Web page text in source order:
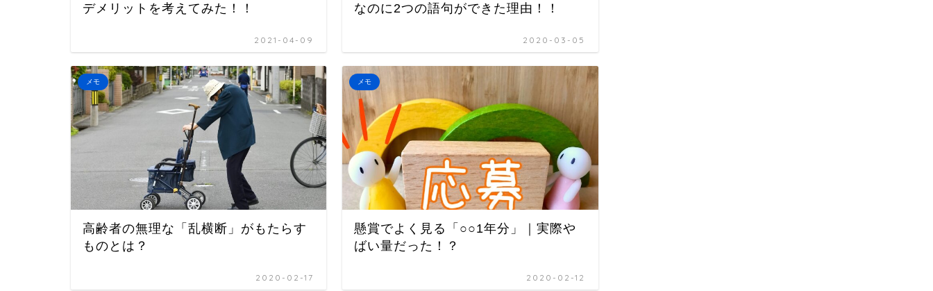
デメリットを考えてみた！！
2021-04-09
なのに2つの語句ができた理由！！
2020-03-05
メモ
高齢者の無理な「乱横断」がもたらす
ものとは？
2020-02-17
メモ
懸賞でよく見る「○○1年分」｜実際や
ばい量だった！？
2020-02-12